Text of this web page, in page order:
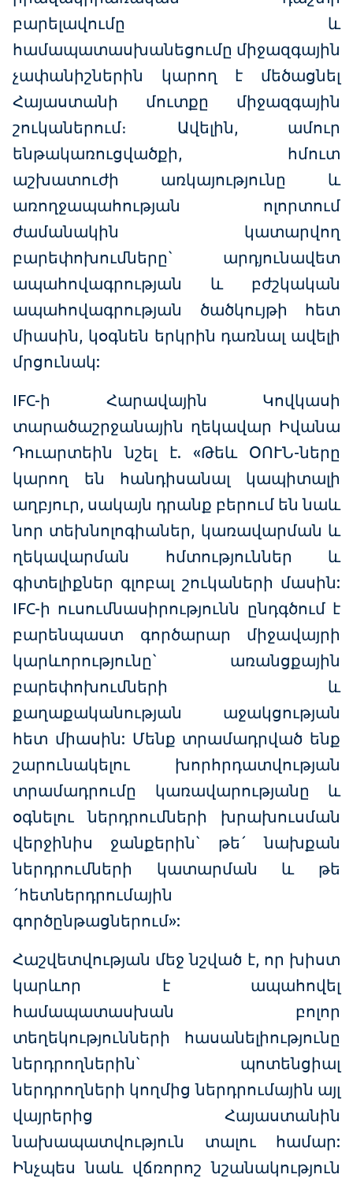
բարելավումը և
համապատասխանեցումը միջազգային
չափանիշներին կարող է մեծացնել
Հայաստանի մուտքը միջազգային
շուկաներում։ Ավելին, ամուր
ենթակառուցվածքի, հմուտ
աշխատուժի առկայությունը և
առողջապահության ոլորտում
ժամանակին կատարվող
բարեփոխումները` արդյունավետ
ապահովագրության և բժշկական
ապահովագրության ծածկույթի հետ
միասին, կօգնեն երկրին դառնալ ավելի
մրցունակ:
IFC-ի Հարավային Կովկասի
տարածաշրջանային ղեկավար Իվանա
Դուարտեին նշել է. «Թեև ՕՈՒՆ-ները
կարող են հանդիսանալ կապիտալի
աղբյուր, սակայն դրանք բերում են նաև
նոր տեխնոլոգիաներ, կառավարման և
ղեկավարման հմտություններ և
գիտելիքներ գլոբալ շուկաների մասին:
IFC-ի ուսումնասիրությունն ընդգծում է
բարենպաստ գործարար միջավայրի
կարևորությունը` առանցքային
բարեփոխումների և
քաղաքականության աջակցության
հետ միասին: Մենք տրամադրված ենք
շարունակելու խորհրդատվության
տրամադրումը կառավարությանը և
օգնելու ներդրումների խրախուսման
վերջինիս ջանքերին` թե´ նախքան
ներդրումների կատարման և թե
´հետներդրումային
գործընթացներում»:
Հաշվետվության մեջ նշված է, որ խիստ
կարևոր է ապահովել
համապատասխան բոլոր
տեղեկությունների հասանելիությունը
ներդրողներին` պոտենցիալ
ներդրողների կողմից ներդրումային այլ
վայրերից Հայաստանին
նախապատվություն տալու համար:
Ինչպես նաև վճռորոշ նշանակություն